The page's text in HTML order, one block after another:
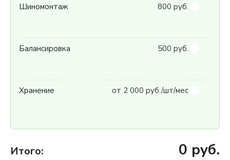
Шиномонтаж 800 руб.
Балансировка 500 руб.
Хранение от 2 000 руб./шт/мес
Итого: 0 руб.